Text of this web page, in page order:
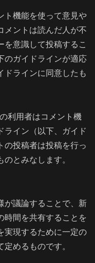
ト機能を使って意見や
メントは読んだ人が不
を意識して投稿するこ
のガイドラインが適応
ドラインに同意したも
利用者はコメント機
ライン（以下、ガイド
の投稿者は投稿を行っ
とみなします。
が議論することで、新
時間を共有することを
実現するために一定の
めるものです。